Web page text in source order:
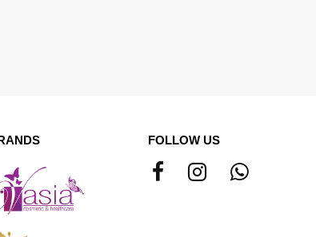
FOLLOW US